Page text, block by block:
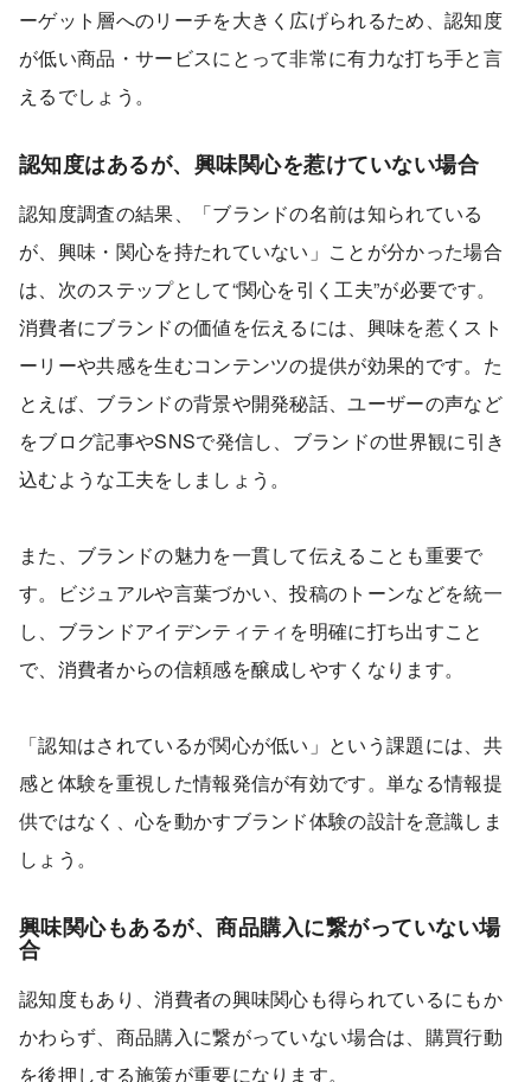
ーゲット層へのリーチを大きく広げられるため、認知度
が低い商品・サービスにとって非常に有力な打ち手と言
えるでしょう。
認知度はあるが、興味関心を惹けていない場合
認知度調査の結果、「ブランドの名前は知られている
が、興味・関心を持たれていない」ことが分かった場合
は、次のステップとして“関心を引く工夫”が必要です。
消費者にブランドの価値を伝えるには、興味を惹くスト
ーリーや共感を生むコンテンツの提供が効果的です。た
とえば、ブランドの背景や開発秘話、ユーザーの声など
をブログ記事やSNSで発信し、ブランドの世界観に引き
込むような工夫をしましょう。
また、ブランドの魅力を一貫して伝えることも重要で
す。ビジュアルや言葉づかい、投稿のトーンなどを統一
し、ブランドアイデンティティを明確に打ち出すこと
で、消費者からの信頼感を醸成しやすくなります。
「認知はされているが関心が低い」という課題には、共
感と体験を重視した情報発信が有効です。単なる情報提
供ではなく、心を動かすブランド体験の設計を意識しま
しょう。
興味関心もあるが、商品購入に繋がっていない場
合
認知度もあり、消費者の興味関心も得られているにもか
かわらず、商品購入に繋がっていない場合は、購買行動
を後押しする施策が重要になります。